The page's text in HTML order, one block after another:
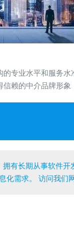
专业水平和服务
赖的中介品牌形象
有长期从事软件
化需求。 访问我们